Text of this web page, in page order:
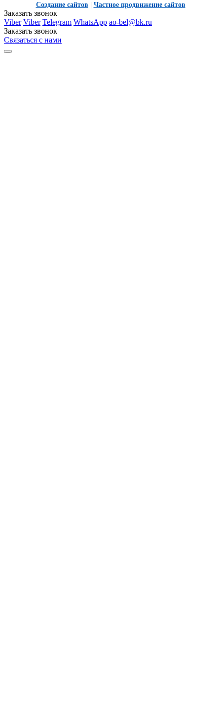
Создание сайтов | Частное продвижение сайтов
Заказать звонок
Viber Viber Telegram WhatsApp ao-bel@bk.ru
Заказать звонок
Связаться с нами